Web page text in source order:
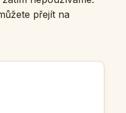
přejít na